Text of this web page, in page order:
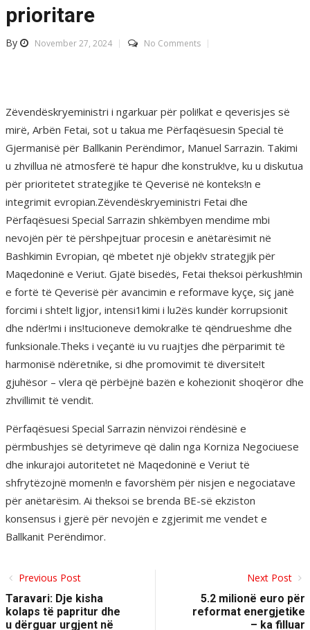
prioritare
By November 27, 2024 No Comments
Zëvendëskryeministri i ngarkuar për poli!kat e qeverisjes së
mirë, Arbën Fetai, sot u takua me Përfaqësuesin Special të
Gjermanisë për Ballkanin Perëndimor, Manuel Sarrazin. Takimi
u zhvillua në atmosferë të hapur dhe konstruk!ve, ku u diskutua
për prioritetet strategjike të Qeverisë në konteks!n e
integrimit evropian.Zëvendëskryeministri Fetai dhe
Përfaqësuesi Special Sarrazin shkëmbyen mendime mbi
nevojën për të përshpejtuar procesin e anëtarësimit në
Bashkimin Evropian, që mbetet një objek!v strategjik për
Maqedoninë e Veriut. Gjatë bisedës, Fetai theksoi përkush!min
e fortë të Qeverisë për avancimin e reformave kyçe, siç janë
forcimi i shte!t ligjor, intensi1kimi i lu2ës kundër korrupsionit
dhe ndër!mi i ins!tucioneve demokra!ke të qëndrueshme dhe
funksionale.Theks i veçantë iu vu ruajtjes dhe përparimit të
harmonisë ndëretnike, si dhe promovimit të diversite!t
gjuhësor – vlera që përbëjnë bazën e kohezionit shoqëror dhe
zhvillimit të vendit.
Përfaqësuesi Special Sarrazin nënvizoi rëndësinë e
përmbushjes së detyrimeve që dalin nga Korniza Negociuese
dhe inkurajoi autoritetet në Maqedoninë e Veriut të
shfrytëzojnë momen!n e favorshëm për nisjen e negociatave
për anëtarësim. Ai theksoi se brenda BE-së ekziston
konsensus i gjerë për nevojën e zgjerimit me vendet e
Ballkanit Perëndimor.
Previous Post
Taravari: Dje kisha
kolaps të papritur dhe
u dërguar urgjent në
Next Post
5.2 milionë euro për
reformat energjetike
– ka filluar